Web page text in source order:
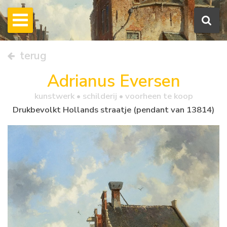
terug
Adrianus Eversen
kunstwerk • schilderij • voorheen te koop
Drukbevolkt Hollands straatje (pendant van 13814)